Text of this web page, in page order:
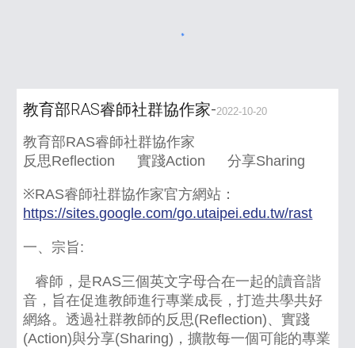
教育部RAS睿師社群協作家-2022-10-20
教育部RAS睿師社群協作家
反思Reflection 實踐Action 分享Sharing
※RAS睿師社群協作家官方網站：
https://sites.google.com/go.utaipei.edu.tw/rast
一、宗旨:
睿師，是RAS三個英文字母合在一起的讀音諧
音，旨在促進教師進行專業成長，打造共學共好
網絡。透過社群教師的反思(Reflection)、實踐
(Action)與分享(Sharing)，擴散每一個可能的專業